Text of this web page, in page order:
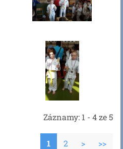
Záznamy: 1 - 4 ze 5
1 2 > >>